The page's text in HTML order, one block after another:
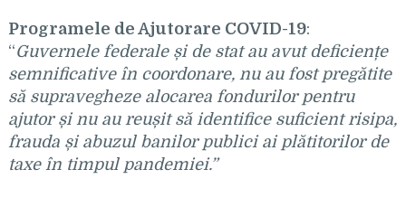
Programele de Ajutorare COVID-19:
“Guvernele federale și de stat au avut deficiențe
semnificative în coordonare, nu au fost pregătite
să supravegheze alocarea fondurilor pentru
ajutor și nu au reușit să identifice suficient risipa,
frauda și abuzul banilor publici ai plătitorilor de
taxe în timpul pandemiei.”